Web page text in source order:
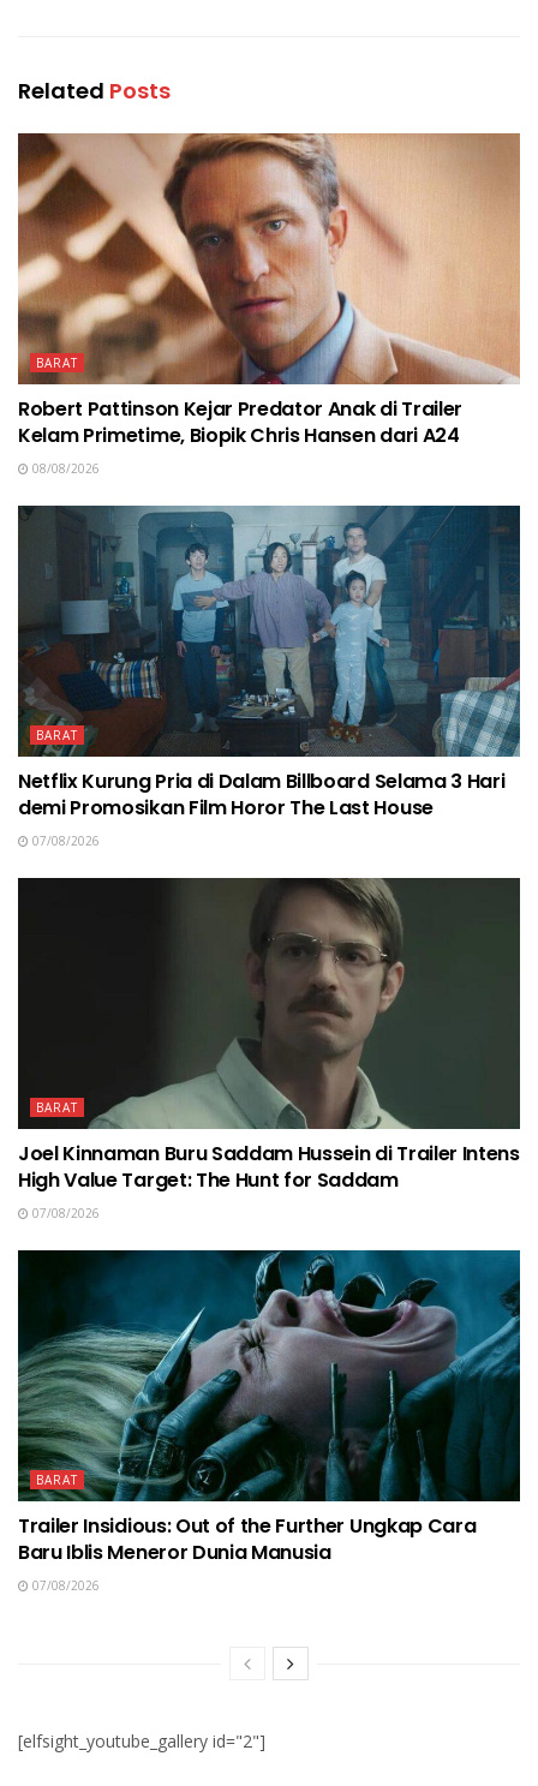
Related Posts
BARAT
Robert Pattinson Kejar Predator Anak di Trailer
Kelam Primetime, Biopik Chris Hansen dari A24
08/08/2026
BARAT
Netflix Kurung Pria di Dalam Billboard Selama 3 Hari
demi Promosikan Film Horor The Last House
07/08/2026
BARAT
Joel Kinnaman Buru Saddam Hussein di Trailer Intens
High Value Target: The Hunt for Saddam
07/08/2026
BARAT
Trailer Insidious: Out of the Further Ungkap Cara
Baru Iblis Meneror Dunia Manusia
07/08/2026
[elfsight_youtube_gallery id="2"]